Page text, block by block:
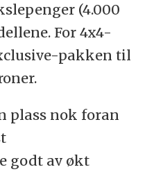
(4.000
For 4x4-
pakken til
plass nok foran
godt av økt